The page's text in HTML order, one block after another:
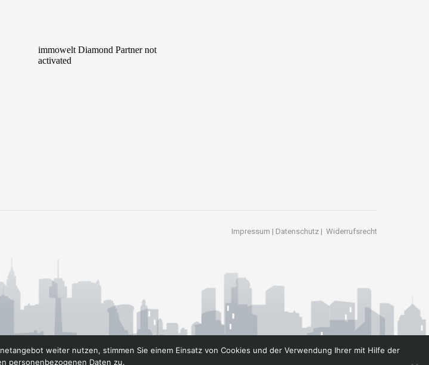
Impressum | Datenschutz | Widerrufsrecht
weiter nutzen, stimmen Sie einem Einsatz von Cookies und der Verwendung Ihrer mit Hilfe der
personenbezogenen Daten zu.